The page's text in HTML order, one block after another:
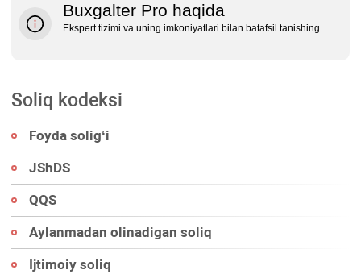
Buxgalter Pro haqida
Ekspert tizimi va uning imkoniyatlari bilan batafsil tanishing
Soliq kodeksi
Foyda soligʻi
JShDS
QQS
Aylanmadan olinadigan soliq
Ijtimoiy soliq